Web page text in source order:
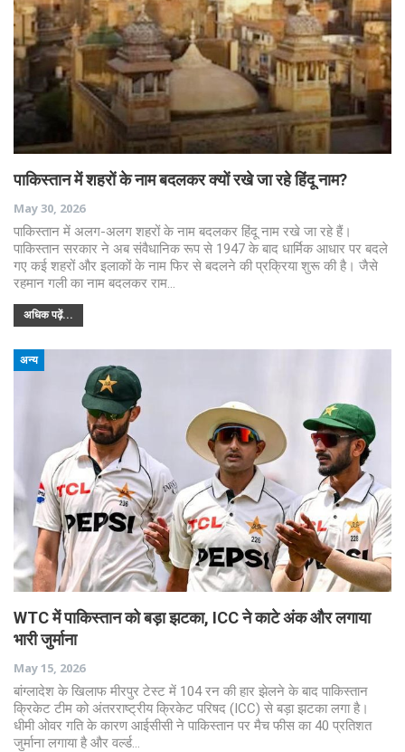
पाकिस्तान में शहरों के नाम बदलकर क्यों रखे जा रहे हिंदू नाम?
May 30, 2026
पाकिस्तान में अलग-अलग शहरों के नाम बदलकर हिंदू नाम रखे जा रहे हैं।
पाकिस्तान सरकार ने अब संवैधानिक रूप से 1947 के बाद धार्मिक आधार पर बदले
गए कई शहरों और इलाकों के नाम फिर से बदलने की प्रक्रिया शुरू की है। जैसे
रहमान गली का नाम बदलकर राम…
अधिक पढ़ें...
अन्य
WTC में पाकिस्तान को बड़ा झटका, ICC ने काटे अंक और लगाया
भारी जुर्माना
May 15, 2026
बांग्लादेश के खिलाफ मीरपुर टेस्ट में 104 रन की हार झेलने के बाद पाकिस्तान
क्रिकेट टीम को अंतरराष्ट्रीय क्रिकेट परिषद (ICC) से बड़ा झटका लगा है।
धीमी ओवर गति के कारण आईसीसी ने पाकिस्तान पर मैच फीस का 40 प्रतिशत
जुर्माना लगाया है और वर्ल्ड…